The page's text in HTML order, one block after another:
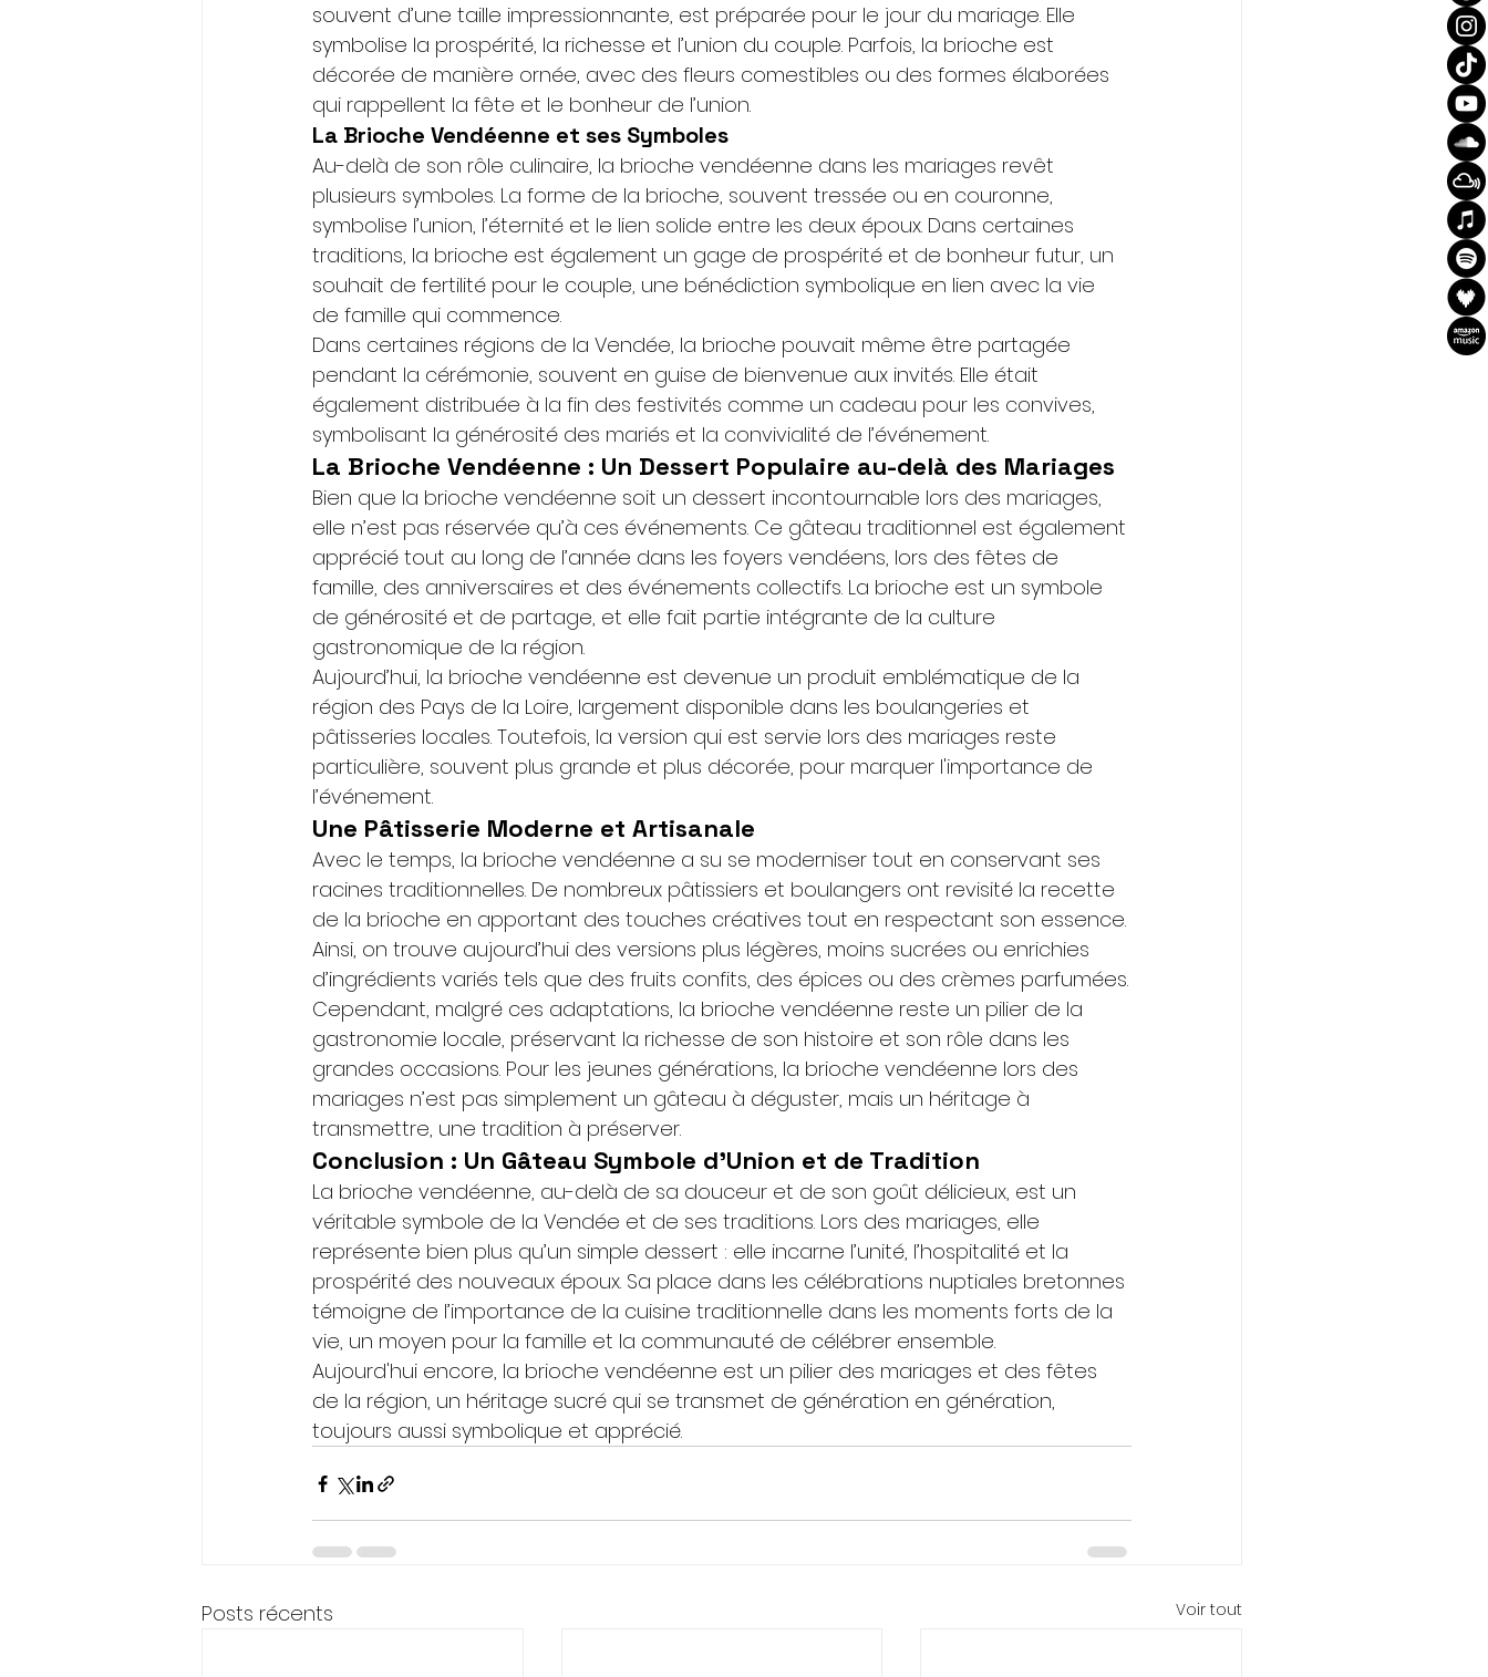
souvent d’une taille impressionnante, est préparée pour le jour du mariage. Elle
symbolise la prospérité, la richesse et l’union du couple. Parfois, la brioche est
décorée de manière ornée, avec des fleurs comestibles ou des formes élaborées
qui rappellent la fête et le bonheur de l’union.
La Brioche Vendéenne et ses Symboles
Au-delà de son rôle culinaire, la brioche vendéenne dans les mariages revêt
plusieurs symboles. La forme de la brioche, souvent tressée ou en couronne,
symbolise l’union, l’éternité et le lien solide entre les deux époux. Dans certaines
traditions, la brioche est également un gage de prospérité et de bonheur futur, un
souhait de fertilité pour le couple, une bénédiction symbolique en lien avec la vie
de famille qui commence.
Dans certaines régions de la Vendée, la brioche pouvait même être partagée
pendant la cérémonie, souvent en guise de bienvenue aux invités. Elle était
également distribuée à la fin des festivités comme un cadeau pour les convives,
symbolisant la générosité des mariés et la convivialité de l’événement.
La Brioche Vendéenne : Un Dessert Populaire au-delà des Mariages
Bien que la brioche vendéenne soit un dessert incontournable lors des mariages,
elle n’est pas réservée qu’à ces événements. Ce gâteau traditionnel est également
apprécié tout au long de l’année dans les foyers vendéens, lors des fêtes de
famille, des anniversaires et des événements collectifs. La brioche est un symbole
de générosité et de partage, et elle fait partie intégrante de la culture
gastronomique de la région.
Aujourd’hui, la brioche vendéenne est devenue un produit emblématique de la
région des Pays de la Loire, largement disponible dans les boulangeries et
pâtisseries locales. Toutefois, la version qui est servie lors des mariages reste
particulière, souvent plus grande et plus décorée, pour marquer l'importance de
l’événement.
Une Pâtisserie Moderne et Artisanale
Avec le temps, la brioche vendéenne a su se moderniser tout en conservant ses
racines traditionnelles. De nombreux pâtissiers et boulangers ont revisité la recette
de la brioche en apportant des touches créatives tout en respectant son essence.
Ainsi, on trouve aujourd’hui des versions plus légères, moins sucrées ou enrichies
d’ingrédients variés tels que des fruits confits, des épices ou des crèmes parfumées.
Cependant, malgré ces adaptations, la brioche vendéenne reste un pilier de la
gastronomie locale, préservant la richesse de son histoire et son rôle dans les
grandes occasions. Pour les jeunes générations, la brioche vendéenne lors des
mariages n’est pas simplement un gâteau à déguster, mais un héritage à
transmettre, une tradition à préserver.
Conclusion : Un Gâteau Symbole d'Union et de Tradition
La brioche vendéenne, au-delà de sa douceur et de son goût délicieux, est un
véritable symbole de la Vendée et de ses traditions. Lors des mariages, elle
représente bien plus qu’un simple dessert : elle incarne l’unité, l’hospitalité et la
prospérité des nouveaux époux. Sa place dans les célébrations nuptiales bretonnes
témoigne de l’importance de la cuisine traditionnelle dans les moments forts de la
vie, un moyen pour la famille et la communauté de célébrer ensemble.
Aujourd'hui encore, la brioche vendéenne est un pilier des mariages et des fêtes
de la région, un héritage sucré qui se transmet de génération en génération,
toujours aussi symbolique et apprécié.
Posts récents Voir tout